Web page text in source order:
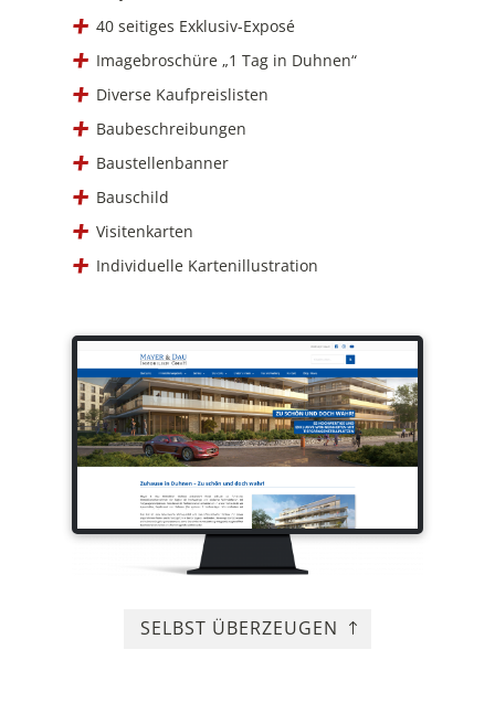
40 seitiges Exklusiv-Exposé
Imagebroschüre „1 Tag in Duhnen“
Diverse Kaufpreislisten
Baubeschreibungen
Baustellenbanner
Bauschild
Visitenkarten
Individuelle Kartenillustration
SELBST ÜBERZEUGEN